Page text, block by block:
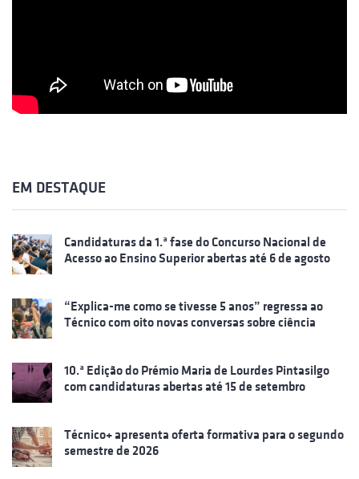
EM DESTAQUE
Candidaturas da 1.ª fase do Concurso Nacional de
Acesso ao Ensino Superior abertas até 6 de agosto
“Explica-me como se tivesse 5 anos” regressa ao
Técnico com oito novas conversas sobre ciência
10.ª Edição do Prémio Maria de Lourdes Pintasilgo
com candidaturas abertas até 15 de setembro
Técnico+ apresenta oferta formativa para o segundo
semestre de 2026